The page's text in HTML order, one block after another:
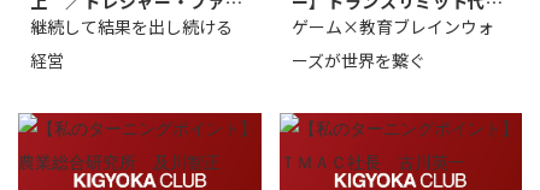
トリー社長野坂...
継続して結果を出し続ける
経営
取締役社長 ...
ゲーム×教育ブレインウォ
ーズが世界を繋ぐ